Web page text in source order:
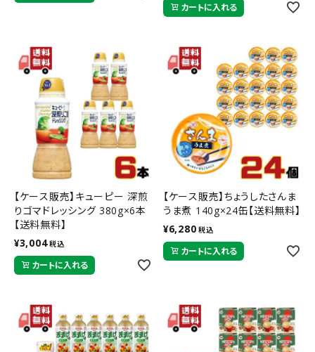
カートに入れる
【ケース販売】キューピー 深煎
りゴマドレッシング 380g×6本
【送料無料】
¥3,004 税込
カートに入れる
【ケース販売】ちょうしたさんま
うま煮 140g×24缶【送料無料】
¥6,280 税込
カートに入れる